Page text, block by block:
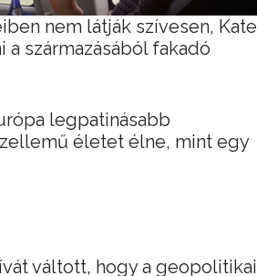
nem látják szívesen, Kate
származásából fakadó
legpatinásabb
életet élne, mint egy
váltott, hogy a geopolitikai